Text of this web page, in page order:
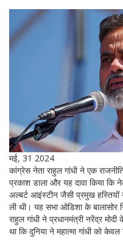
मई, 31 2024
कांग्रेस नेता राहुल गांधी ने एक
प्रकाश डाला और यह दावा किया कि
अल्बर्ट आइंस्टीन जैसी प्रमुख हस्तियों ने
ली थी। यह सभा ओडिशा के
राहुल गांधी ने प्रधानमंत्री नरेंद्र
था कि दुनिया ने महात्मा गांधी को